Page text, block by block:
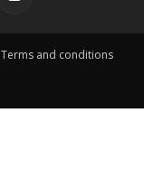
Terms and conditions